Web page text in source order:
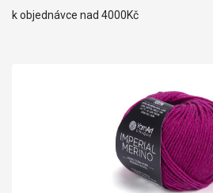
k objednávce nad 4000Kč